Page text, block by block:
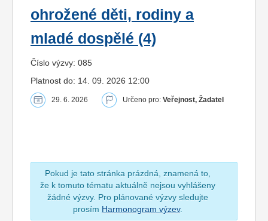
ohrožené děti, rodiny a
mladé dospělé (4)
Číslo výzvy: 085
Platnost do: 14. 09. 2026 12:00
29. 6. 2026 Určeno pro: Veřejnost, Žadatel
Pokud je tato stránka prázdná, znamená to,
že k tomuto tématu aktuálně nejsou vyhlášeny
žádné výzvy. Pro plánované výzvy sledujte
prosím Harmonogram výzev.